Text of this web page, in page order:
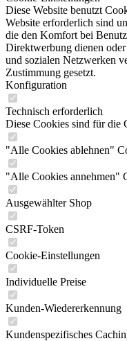
Diese Website benutzt
Website erforderlich sind
die den Komfort bei
Direktwerbung dienen
und sozialen Netzwerken
Zustimmung gesetzt.
Konfiguration
Technisch erforderlich
Diese Cookies sind für die
"Alle Cookies ablehnen"
"Alle Cookies annehmen"
Ausgewählter Shop
CSRF-Token
Cookie-Einstellungen
Individuelle Preise
Kunden-Wiedererkennung
Kundenspezifisches